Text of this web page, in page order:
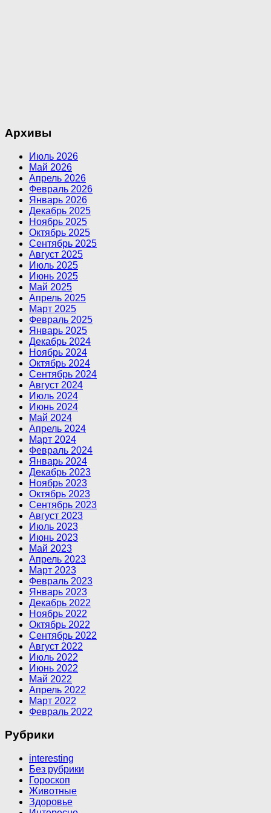
Архивы
Июль 2026
Май 2026
Апрель 2026
Февраль 2026
Январь 2026
Декабрь 2025
Ноябрь 2025
Октябрь 2025
Сентябрь 2025
Август 2025
Июль 2025
Июнь 2025
Май 2025
Апрель 2025
Март 2025
Февраль 2025
Январь 2025
Декабрь 2024
Ноябрь 2024
Октябрь 2024
Сентябрь 2024
Август 2024
Июль 2024
Июнь 2024
Май 2024
Апрель 2024
Март 2024
Февраль 2024
Январь 2024
Декабрь 2023
Ноябрь 2023
Октябрь 2023
Сентябрь 2023
Август 2023
Июль 2023
Июнь 2023
Май 2023
Апрель 2023
Март 2023
Февраль 2023
Январь 2023
Декабрь 2022
Ноябрь 2022
Октябрь 2022
Сентябрь 2022
Август 2022
Июль 2022
Июнь 2022
Май 2022
Апрель 2022
Март 2022
Февраль 2022
Рубрики
interesting
Без рубрики
Гороскоп
Животные
Здоровье